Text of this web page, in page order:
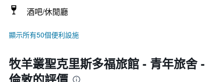
酒吧/休閒廳
顯示所有50個便利設施
牧羊叢聖克里斯多福旅館 - 青年旅舍 -